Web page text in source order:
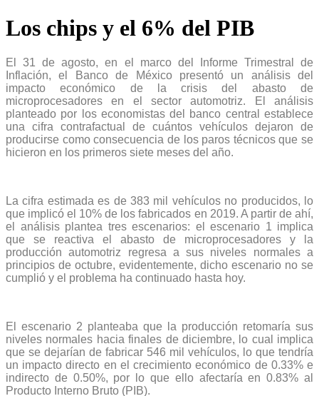
Los chips y el 6% del PIB
El 31 de agosto, en el marco del Informe Trimestral de
Inflación, el Banco de México presentó un análisis del
impacto económico de la crisis del abasto de
microprocesadores en el sector automotriz. El análisis
planteado por los economistas del banco central establece
una cifra contrafactual de cuántos vehículos dejaron de
producirse como consecuencia de los paros técnicos que se
hicieron en los primeros siete meses del año.
La cifra estimada es de 383 mil vehículos no producidos, lo
que implicó el 10% de los fabricados en 2019. A partir de ahí,
el análisis plantea tres escenarios: el escenario 1 implica
que se reactiva el abasto de microprocesadores y la
producción automotriz regresa a sus niveles normales a
principios de octubre, evidentemente, dicho escenario no se
cumplió y el problema ha continuado hasta hoy.
El escenario 2 planteaba que la producción retomaría sus
niveles normales hacia finales de diciembre, lo cual implica
que se dejarían de fabricar 546 mil vehículos, lo que tendría
un impacto directo en el crecimiento económico de 0.33% e
indirecto de 0.50%, por lo que ello afectaría en 0.83% al
Producto Interno Bruto (PIB).